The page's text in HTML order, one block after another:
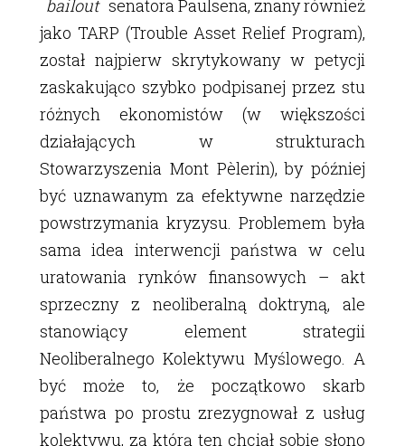
bailout senatora Paulsena, znany również
jako TARP (Trouble Asset Relief Program),
został najpierw skrytykowany w petycji
zaskakująco szybko podpisanej przez stu
różnych ekonomistów (w większości
działających w strukturach
Stowarzyszenia Mont Pèlerin), by później
być uznawanym za efektywne narzędzie
powstrzymania kryzysu. Problemem była
sama idea interwencji państwa w celu
uratowania rynków finansowych – akt
sprzeczny z neoliberalną doktryną, ale
stanowiący element strategii
Neoliberalnego Kolektywu Myślowego. A
być może to, że początkowo skarb
państwa po prostu zrezygnował z usług
kolektywu, za którą ten chciał sobie słono